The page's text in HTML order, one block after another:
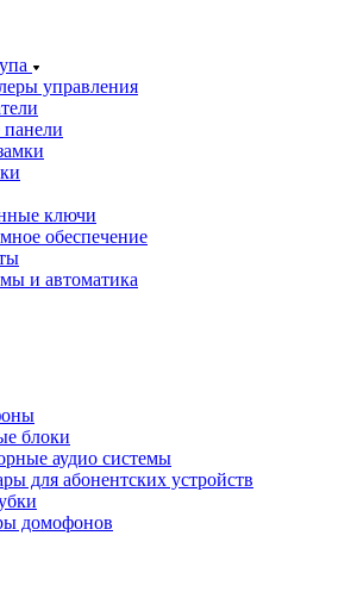
управления
ключи
обеспечение
и автоматика
блоки
аудио системы
для абонентских устройств
домофонов